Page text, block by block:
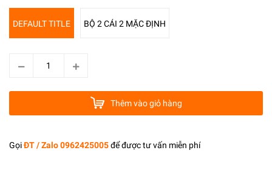
DEFAULT TITLE BỘ 2 CÁI 2 MẶC ĐỊNH
Thêm vào giỏ hàng
GọiĐT / Zalo 0962425005để được tư vấn miễn phí